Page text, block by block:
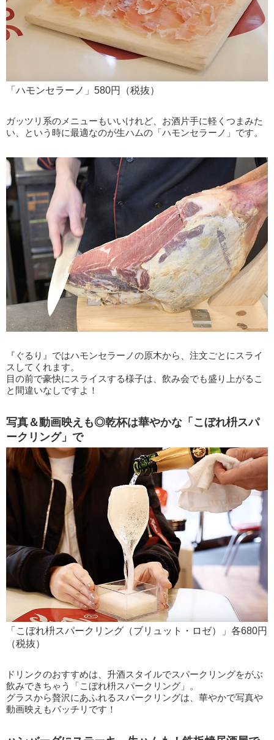
「ハモンセラーノ」580円（税抜）
ガッツリ系のメニューもいいけれど、お酒片手に軽くつまみた
い、という時に最適なのが生ハムの「ハモンセラーノ」です。
『ぐるり』ではハモンセラーノの原木から、注文ごとにスライ
スしてくれます。
目の前で豪快にスライスする様子は、飲み会でも盛り上がるこ
と間違いなしですよ！
写真＆動画映えも◎乾杯は華やかな「こぼれ枡スパ
ークリング」で
「こぼれ枡スパークリング（ブリュット・ロゼ）」各680円
（税抜）
ドリンクのおすすめは、升酒スタイルでスパークリングをがぶ
飲みできちゃう「こぼれ枡スパークリング」。
グラスから贅沢にあふれるスパークリングは、華やかで写真や
動画映えもバッチリです！